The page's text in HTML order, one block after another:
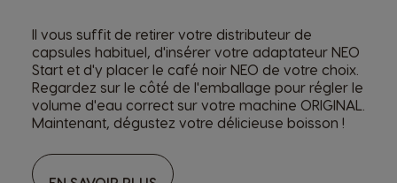
Il vous suffit de retirer votre distributeur de
capsules habituel, d'insérer votre adaptateur NEO
Start et d'y placer le café noir NEO de votre choix.
Regardez sur le côté de l'emballage pour régler le
volume d'eau correct sur votre machine ORIGINAL.
Maintenant, dégustez votre délicieuse boisson !